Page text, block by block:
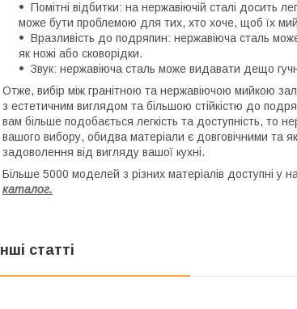
Помітні відбитки: на нержавіючій сталі досить
може бути проблемою для тих, хто хоче, щоб їх
Вразливість до подряпин: нержавіюча сталь
як ножі або сковорідки.
Звук: нержавіюча сталь може видавати дещо
Отже, вибір між гранітною та нержавіючою мийкою
з естетичним виглядом та більшою стійкістю до
вам більше подобається легкість та доступність, то
вашого вибору, обидва матеріали є довговічними та
задоволення від вигляду вашої кухні.
Більше 5000 моделей з різних матеріалів доступні
каталог.
Інші статті